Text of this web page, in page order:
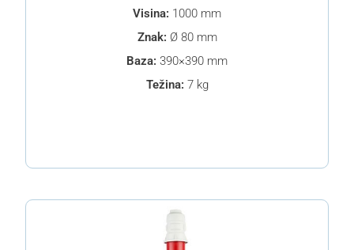
Visina: 1000 mm
Znak: Ø 80 mm
Baza: 390×390 mm
Težina: 7 kg